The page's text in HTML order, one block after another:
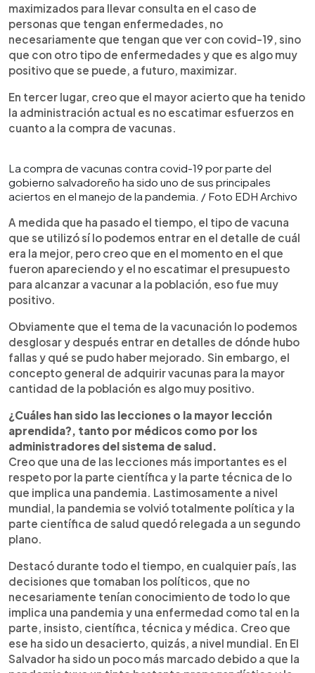
maximizados para llevar consulta en el caso de
personas que tengan enfermedades, no
necesariamente que tengan que ver con covid-19, sino
que con otro tipo de enfermedades y que es algo muy
positivo que se puede, a futuro, maximizar.
En tercer lugar, creo que el mayor acierto que ha tenido
la administración actual es no escatimar esfuerzos en
cuanto a la compra de vacunas.
La compra de vacunas contra covid-19 por parte del
gobierno salvadoreño ha sido uno de sus principales
aciertos en el manejo de la pandemia. / Foto EDH Archivo
A medida que ha pasado el tiempo, el tipo de vacuna
que se utilizó sí lo podemos entrar en el detalle de cuál
era la mejor, pero creo que en el momento en el que
fueron apareciendo y el no escatimar el presupuesto
para alcanzar a vacunar a la población, eso fue muy
positivo.
Obviamente que el tema de la vacunación lo podemos
desglosar y después entrar en detalles de dónde hubo
fallas y qué se pudo haber mejorado. Sin embargo, el
concepto general de adquirir vacunas para la mayor
cantidad de la población es algo muy positivo.
¿Cuáles han sido las lecciones o la mayor lección
aprendida?, tanto por médicos como por los
administradores del sistema de salud.
Creo que una de las lecciones más importantes es el
respeto por la parte científica y la parte técnica de lo
que implica una pandemia. Lastimosamente a nivel
mundial, la pandemia se volvió totalmente política y la
parte científica de salud quedó relegada a un segundo
plano.
Destacó durante todo el tiempo, en cualquier país, las
decisiones que tomaban los políticos, que no
necesariamente tenían conocimiento de todo lo que
implica una pandemia y una enfermedad como tal en la
parte, insisto, científica, técnica y médica. Creo que
ese ha sido un desacierto, quizás, a nivel mundial. En El
Salvador ha sido un poco más marcado debido a que la